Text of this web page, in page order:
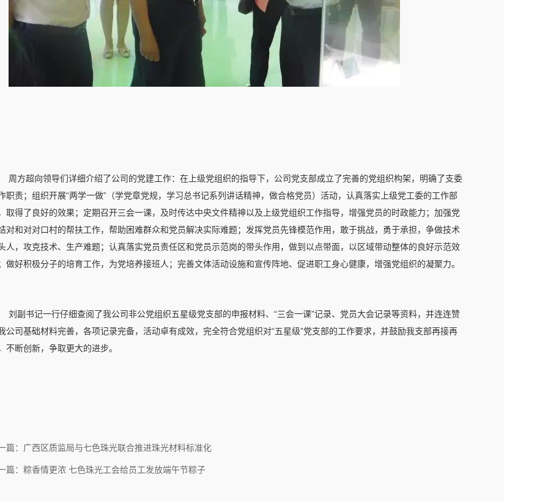
周方超向领导们详细介绍了公司的党建工作：在上级党组织的指导下，公司党支部成立了完善的党组织构架，明确了支委
职责；组织开展“两学一做”（学党章党规，学习总书记系列讲话精神，做合格党员）活动，认真落实上级党工委的工作部
取得了良好的效果；定期召开三会一课，及时传达中央文件精神以及上级党组织工作指导，增强党员的时政能力；加强党
对和对对口村的帮扶工作，帮助困难群众和党员解决实际难题；发挥党员先锋模范作用，敢于挑战，勇于承担，争做技术
人，攻克技术、生产难题；认真落实党员责任区和党员示范岗的带头作用，做到以点带面，以区域带动整体的良好示范效
做好积极分子的培育工作，为党培养接班人；完善文体活动设施和宣传阵地、促进职工身心健康，增强党组织的凝聚力。
刘副书记一行仔细查阅了我公司非公党组织五星级党支部的申报材料、“三会一课”记录、党员大会记录等资料，并连连赞
公司基础材料完善，各项记录完备，活动卓有成效，完全符合党组织对“五星级”党支部的工作要求，并鼓励我支部再接再
不断创新，争取更大的进步。
篇：广西区质监局与七色珠光联合推进珠光材料标准化
篇：粽香情更浓 七色珠光工会给员工发放端午节粽子